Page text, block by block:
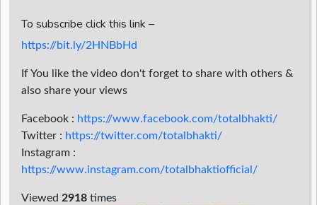
To subscribe click this link –
https://bit.ly/2HNBbHd
If You like the video don't forget to share with others &
also share your views
Facebook : https://www.facebook.com/totalbhakti/
Twitter : https://twitter.com/totalbhakti/
Instagram :
https://www.instagram.com/totalbhaktiofficial/
Viewed 2918 times